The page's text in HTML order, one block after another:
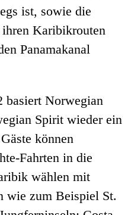
ist, sowie die
Karibikrouten
Panamakanal
basiert Norwegian
Spirit wieder ein
können
Fahrten in die
wählen mit
wie zum Beispiel St.